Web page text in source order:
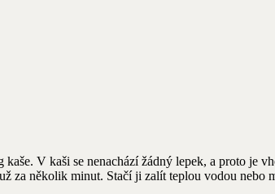
kaše. V kaši se nenachází žádný lepek, a proto
za několik minut. Stačí ji zalít teplou vodou nebo